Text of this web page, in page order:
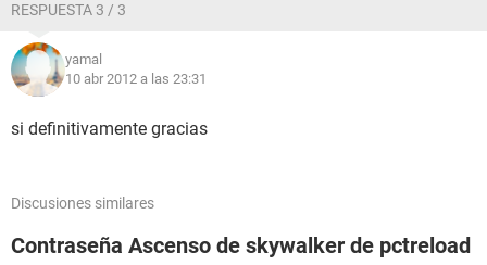
RESPUESTA 3 / 3
yamal
10 abr 2012 a las 23:31
si definitivamente gracias
Discusiones similares
Contraseña Ascenso de skywalker de pctreload